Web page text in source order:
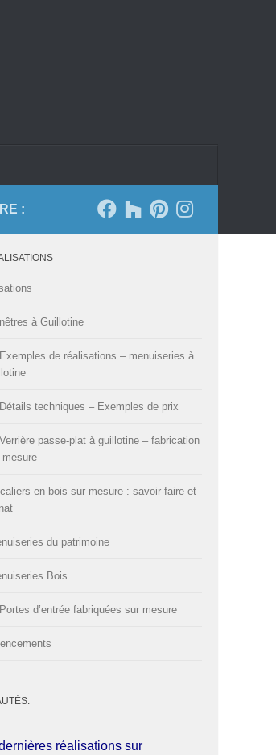
:
à Guillotine
Exemples de réalisations – menuiseries à
Détails techniques – Exemples de prix
Verrière passe-plat à guillotine – fabrication
mesure
en bois sur mesure : savoir-faire et
du patrimoine
Bois
Portes d’entrée fabriquées sur mesure
réalisations sur